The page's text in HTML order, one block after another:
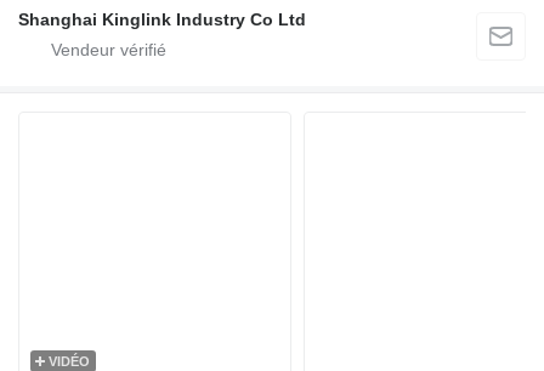
Shanghai Kinglink Industry Co Ltd
VIDÉO